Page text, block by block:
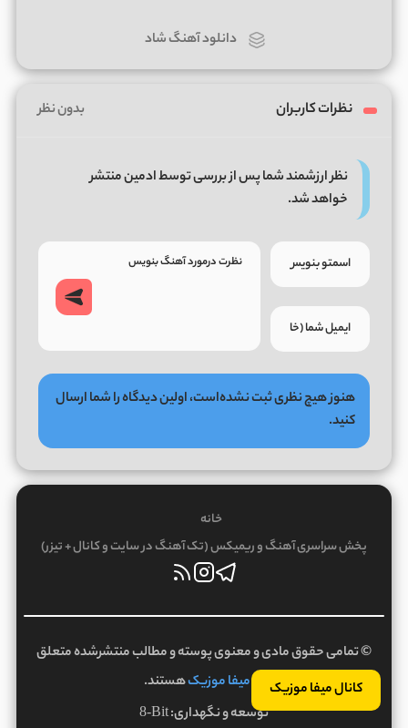
کانال میفا موزیک
دانلود آهنگ شاد
نظرات کاربران بدون نظر
نظر ارزشمند شما پس از بررسی توسط ادمین منتشر
خواهد شد.
هنوز هیچ نظری ثبت نشده‌است، اولین دیدگاه را شما ارسال
کنید.
خانه
پخش سراسری آهنگ و ریمیکس (تک آهنگ در سایت و کانال + تیزر)
© تمامی حقوق مادی و معنوی پوسته و مطالب منتشرشده متعلق
بهمیفا موزیکهستند.
توسعه و نگهداری:8-Bit